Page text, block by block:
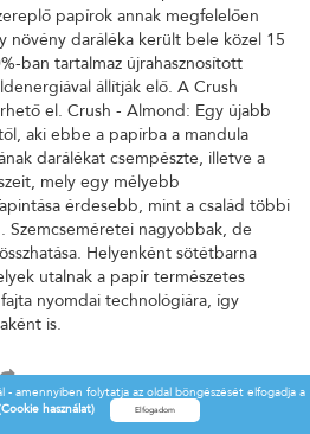
papírok annak megfelelően
növény daráléka került bele közel 15
ban tartalmaz újrahasznosított
állítják elő. A Crush
el. Crush - Almond: Egy újabb
aki ebbe a papírba a mandula
darálékat csempészte, illetve a
mely egy mélyebb
érdesebb, mint a család többi
Szemcseméretei nagyobbak, de
Helyenként sötétbarna
utalnak a papír természetes
nyomdai technológiára, így
is.
Crush egy környezetbarát
gyümölcsök és növények
amennyiben folytatja az oldal böngészését elfogadja a
használat)